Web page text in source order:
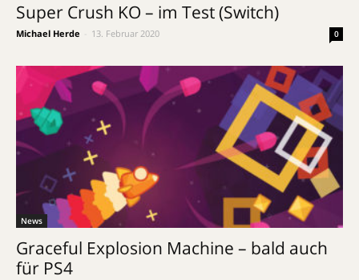
Super Crush KO – im Test (Switch)
Michael Herde 13. Februar 2020 0
News
Graceful Explosion Machine – bald auch
für PS4